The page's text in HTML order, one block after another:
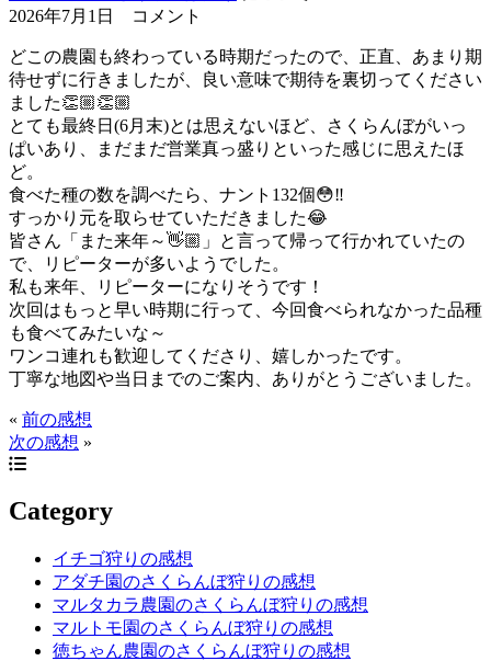
2026年7月1日 コメント
どこの農園も終わっている時期だったので、正直、あまり期
待せずに行きましたが、良い意味で期待を裏切ってください
ました👏🏼👏🏼
とても最終日(6月末)とは思えないほど、さくらんぼがいっ
ぱいあり、まだまだ営業真っ盛りといった感じに思えたほ
ど。
食べた種の数を調べたら、ナント132個😳‼️
すっかり元を取らせていただきました😂
皆さん「また来年～👋🏼」と言って帰って行かれていたの
で、リピーターが多いようでした。
私も来年、リピーターになりそうです！
次回はもっと早い時期に行って、今回食べられなかった品種
も食べてみたいな～
ワンコ連れも歓迎してくださり、嬉しかったです。
丁寧な地図や当日までのご案内、ありがとうございました。
« 前の感想
次の感想 »
Category
イチゴ狩りの感想
アダチ園のさくらんぼ狩りの感想
マルタカラ農園のさくらんぼ狩りの感想
マルトモ園のさくらんぼ狩りの感想
徳ちゃん農園のさくらんぼ狩りの感想